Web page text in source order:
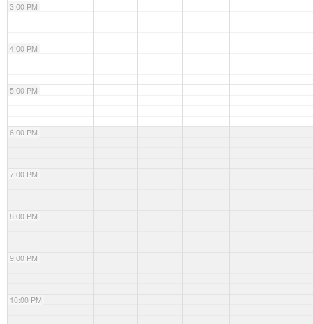
3:00 PM
4:00 PM
5:00 PM
6:00 PM
7:00 PM
8:00 PM
9:00 PM
10:00 PM